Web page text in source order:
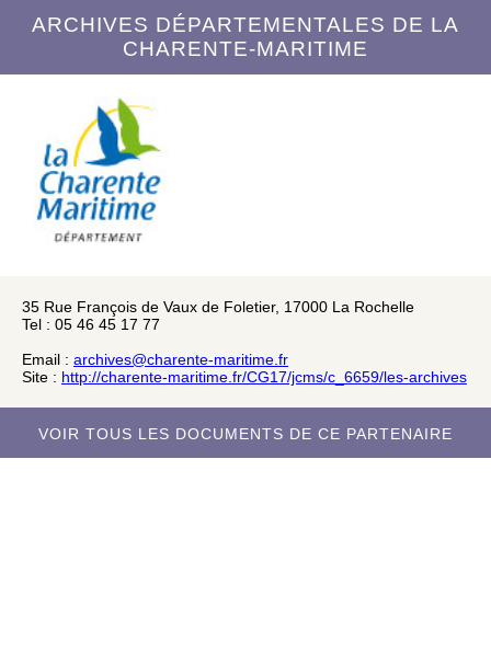
ARCHIVES DÉPARTEMENTALES DE LA
CHARENTE-MARITIME
35 Rue François de Vaux de Foletier, 17000 La Rochelle
Tel : 05 46 45 17 77
Email : archives@charente-maritime.fr
Site : http://charente-maritime.fr/CG17/jcms/c_6659/les-archives
VOIR TOUS LES DOCUMENTS DE CE PARTENAIRE